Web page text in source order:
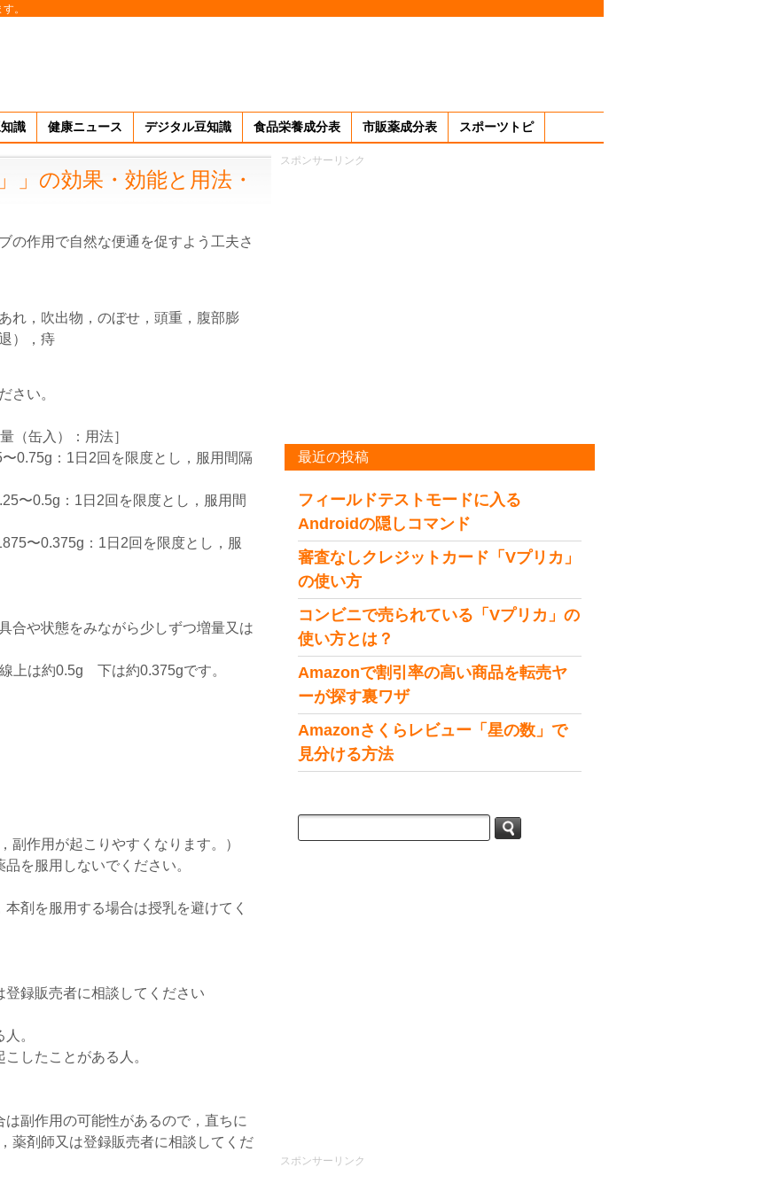
。
識 健康ニュース デジタル豆知識 食品栄養成分表 市販薬成分表 スポーツトピ
」の効果・効能と用法・
の作用で自然な便通を促すよう工夫さ
れ，吹出物，のぼせ，頭重，腹部膨
），痔
さい。
（缶入）：用法］
0.75g：1日2回を限度とし，服用間隔
〜0.5g：1日2回を限度とし，服用間
〜0.375g：1日2回を限度とし，服
合や状態をみながら少しずつ増量又は
上は約0.5g 下は約0.375gです。
副作用が起こりやすくなります。）
を服用しないでください。
剤を服用する場合は授乳を避けてく
録販売者に相談してください
。
したことがある人。
副作用の可能性があるので，直ちに
薬剤師又は登録販売者に相談してくだ
スポンサーリンク
最近の投稿
フィールドテストモードに入る
Androidの隠しコマンド
審査なしクレジットカード「Vプリカ」
の使い方
コンビニで売られている「Vプリカ」の
使い方とは？
Amazonで割引率の高い商品を転売ヤ
ーが探す裏ワザ
Amazonさくらレビュー「星の数」で
見分ける方法
スポンサーリンク